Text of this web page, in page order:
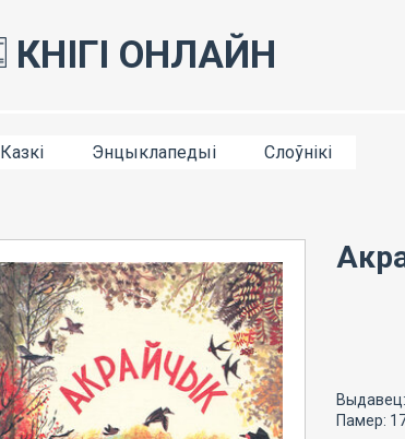
КНІГІ ОНЛАЙН
Казкі Энцыклапедыі Слоўнікі
Памер: